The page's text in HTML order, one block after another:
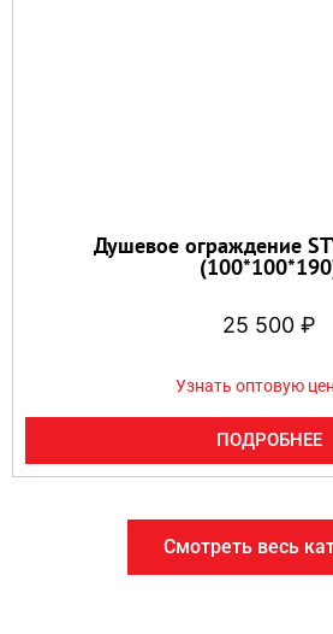
Душевое ограждение
25 500 ₽
Узнать оптовую
ПОДРОБНЕЕ
Смотреть весь